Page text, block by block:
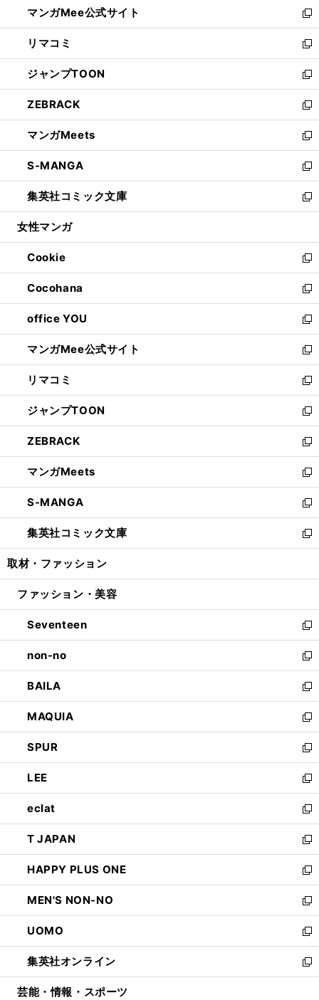
く
ド
ウ
で
開
く
ィ
ン
ド
ウ
で
開
く
い
ウ
ィ
ン
ド
ウ
で
開
く
マンガMee公式サイト
新
し
い
ウ
ィ
ン
ド
ウ
で
開
く
リマコミ
新
し
い
ウ
ィ
ン
ド
ウ
で
開
く
ジャンプTOON
新
し
い
ウ
ィ
ン
ド
ウ
で
開
ZEBRACK
新
し
い
ウ
ィ
ン
ド
ウ
開
く
マンガMeets
新
し
い
ウ
ィ
ン
ウ
で
開
く
S-MANGA
新
し
い
ウ
ン
ド
ウ
で
開
く
集英社コミック文庫
新
し
ウ
ィ
ン
ド
ウ
で
開
く
女性マンガ
Cookie
新
し
い
ウ
ィ
ン
ド
ウ
で
開
く
Cocohana
新
し
い
ウ
ィ
ン
ド
ウ
で
開
く
office YOU
新
し
い
ウ
ィ
ン
ド
ウ
で
開
く
マンガMee公式サイト
新
し
い
ウ
ィ
ン
ド
ウ
で
開
く
リマコミ
新
し
い
ウ
ィ
ン
ド
ウ
で
開
く
ジャンプTOON
新
し
い
ウ
ィ
ン
ド
ウ
で
開
ZEBRACK
新
し
い
ウ
ィ
ン
ド
ウ
開
マンガMeets
新
し
い
ウ
ィ
ン
ウ
開
く
S-MANGA
新
し
い
ウ
ン
ウ
で
開
く
集英社コミック文庫
新
し
ウ
ン
ド
ウ
で
開
く
取材・ファッション
ファッション・美容
Seventeen
新
し
い
ウ
ィ
ン
ド
ウ
で
開
く
non-no
新
し
い
ウ
ィ
ン
ド
ウ
で
開
く
BAILA
新
し
い
ウ
ィ
ン
ド
ウ
で
開
く
MAQUIA
新
し
い
ウ
ィ
ン
ド
ウ
で
開
く
SPUR
新
し
い
ウ
ィ
ン
ド
ウ
で
開
く
LEE
新
し
い
ウ
ィ
ン
ド
ウ
で
開
く
eclat
新
し
い
ウ
ィ
ン
ド
ウ
で
開
く
T JAPAN
新
し
い
ウ
ィ
ン
ド
ウ
で
開
HAPPY PLUS ONE
新
し
い
ウ
ィ
ン
ド
ウ
MEN'S NON-NO
新
し
い
ウ
ィ
ン
UOMO
新
し
い
ウ
集英社オンライン
新
し
芸能・情報・スポーツ